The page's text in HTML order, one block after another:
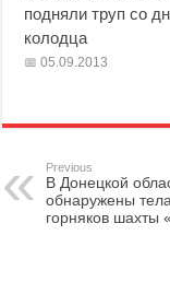
подняли труп со
колодца
05.09.2013
Previous
В Донецкой
обнаружены
горняков шахты